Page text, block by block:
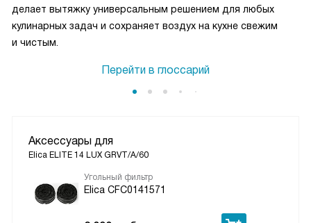
делает вытяжку универсальным решением для любых
кулинарных задач и сохраняет воздух на кухне свежим
и чистым.
Перейти в глоссарий
Аксессуары для
Elica ELITE 14 LUX GRVT/A/60
Угольный фильтр
Elica CFC0141571